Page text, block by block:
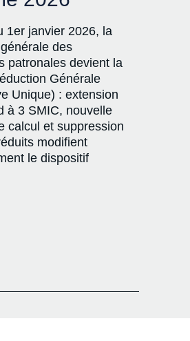
1er janvier 2026, la
des
patronales devient la
Générale
Unique) : extension
à 3 SMIC, nouvelle
calcul et suppression
modifient
le dispositif